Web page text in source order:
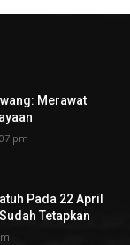
Merawat
pm
Pada 22 April
Tetapkan